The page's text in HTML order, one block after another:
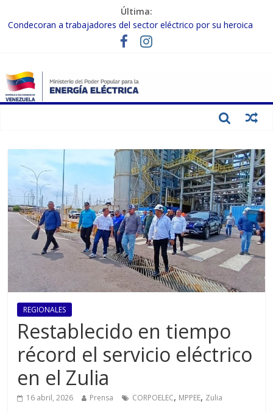
Última:
Condecoran a trabajadores del sector eléctrico por su heroica
labor tras el doble sismo del 24-J
Gobierno Nacional coordina acciones con el sector privado para
Inspeccionan trabajos de rehabilitación en instalaciones del SEN
en Carabobo
Gobierno Nacional activa plan preventivo para fortalecer el SEN
REGIONALES
Restablecido en tiempo
récord el servicio eléctrico
en el Zulia
16 abril, 2026 Prensa CORPOELEC, MPPEE, Zulia